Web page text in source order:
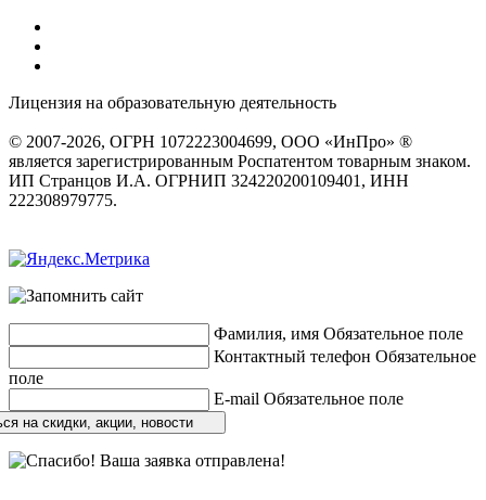
Лицензия на образовательную деятельность
© 2007-2026, ОГРН 1072223004699, ООО «ИнПро» ®
является зарегистрированным Роспатентом товарным знаком.
ИП Странцов И.А. ОГРНИП 324220200109401, ИНН
222308979775.
Фамилия, имя Обязательное поле
Контактный телефон Обязательное
поле
E-mail Обязательное поле
на скидки, акции, новости